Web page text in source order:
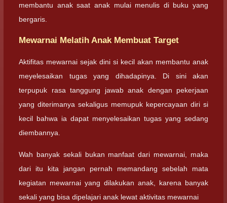
membantu anak saat anak mulai menulis di buku yang
bergaris.
Mewarnai Melatih Anak Membuat Target
Aktifitas mewarnai sejak dini si kecil akan membantu anak
meyelesaikan tugas yang dihadapinya. Di sini akan
terpupuk rasa tanggung jawab anak dengan pekerjaan
yang diterimanya sekaligus memupuk kepercayaan diri si
kecil bahwa ia dapat menyelesaikan tugas yang sedang
diembannya.
Wah banyak sekali bukan manfaat dari mewarnai, maka
dari itu kita jangan pernah memandang sebelah mata
kegiatan mewarnai yang dilakukan anak, karena banyak
sekali yang bisa dipelajari anak lewat aktivitas mewarnai